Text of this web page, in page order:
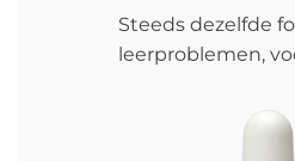
Steeds dezelfde
leerproblemen,